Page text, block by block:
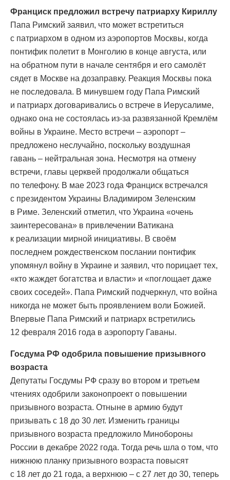
Франциск предложил встречу патриарху Кириллу
Папа Римский заявил, что может встретиться
с патриархом в одном из аэропортов Москвы, когда
понтифик полетит в Монголию в конце августа, или
на обратном пути в начале сентября и его самолёт
сядет в Москве на дозаправку. Реакция Москвы пока
не последовала. В минувшем году Папа Римский
и патриарх договаривались о встрече в Иерусалиме,
однако она не состоялась из-за развязанной Кремлём
войны в Украине. Место встречи – аэропорт –
предложено неслучайно, поскольку воздушная
гавань – нейтральная зона. Несмотря на отмену
встречи, главы церквей продолжали общаться
по телефону. В мае 2023 года Франциск встречался
с президентом Украины Владимиром Зеленским
в Риме. Зеленский отметил, что Украина «очень
заинтересована» в привлечении Ватикана
к реализации мирной инициативы. В своём
последнем рождественском послании понтифик
упомянул войну в Украине и заявил, что порицает тех,
«кто жаждет богатства и власти» и «поглощает даже
своих соседей». Папа Римский подчеркнул, что война
никогда не может быть проявлением воли Божией.
Впервые Папа Римский и патриарх встретились
12 февраля 2016 года в аэропорту Гаваны.
Госдума РФ одобрила повышение призывного
возраста
Депутаты Госдумы РФ сразу во втором и третьем
чтениях одобрили законопроект о повышении
призывного возраста. Отныне в армию будут
призывать с 18 до 30 лет. Изменить границы
призывного возраста предложило Минобороны
России в декабре 2022 года. Тогда речь шла о том, что
нижнюю планку призывного возраста повысят
с 18 лет до 21 года, а верхнюю – с 27 лет до 30, теперь